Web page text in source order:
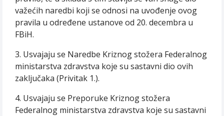
važećih naredbi koji se odnosi na uvođenje ovog
pravila u određene ustanove od 20. decembra u
FBiH.
3. Usvajaju se Naredbe Kriznog stožera Federalnog
ministarstva zdravstva koje su sastavni dio ovih
zaključaka (Privitak 1.).
4. Usvajaju se Preporuke Kriznog stožera
Federalnog ministarstva zdravstva koje su sastavni